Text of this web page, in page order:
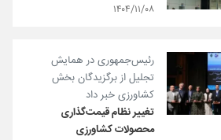
۱۴۰۴/۱۱/۰۸
رئیس‌جمهوری در همایش
تجلیل از برگزیدگان بخش
کشاورزی خبر داد
تغییر نظام قیمت‌گذاری
محصولات کشاورزی